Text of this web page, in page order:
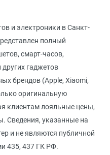
и электроники в Санкт-
полный
смарт-часов,
гаджетов
брендов (Apple, Xiaomi,
оригинальную
клиентам лояльные цены,
Сведения, указанные на
и не являются публичной
435, 437 ГК РФ.